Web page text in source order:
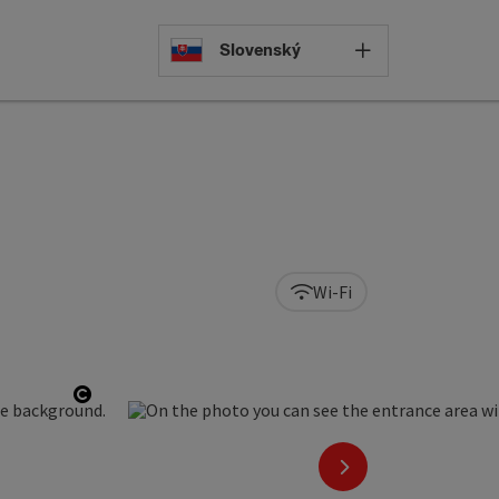
Select
Slovenský
Open copyright
next slide
Wi-Fi